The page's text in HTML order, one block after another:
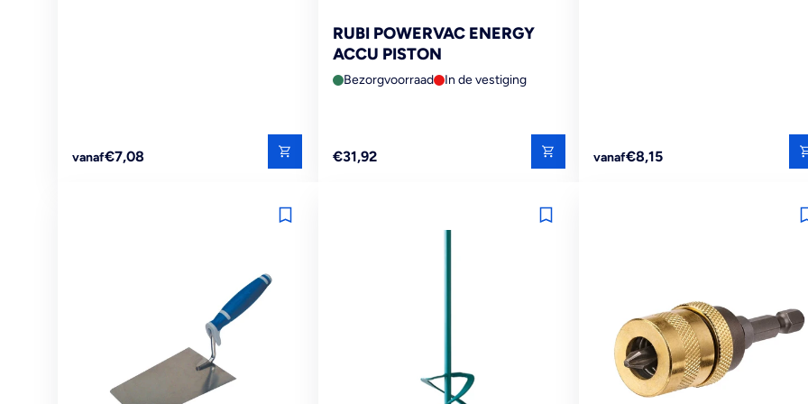
Reguliere
vanaf€7,08
RUBI POWERVAC ENERGY
ACCU PISTON
Bezorgvoorraad In de vestiging
Reguliere
€31,92
Reguliere
vanaf€8,15